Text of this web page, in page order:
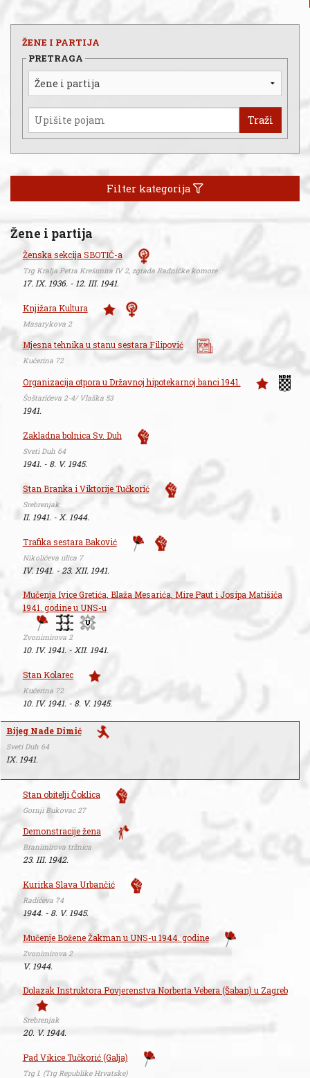
ŽENE I PARTIJA
PRETRAGA
Traži
Filter kategorija
Žene i partija
Ženska sekcija SBOTIČ-a
Trg Kralja Petra Krešimira IV 2, zgrada Radničke komore
17. IX. 1936. - 12. III. 1941.
Knjižara Kultura
Masarykova 2
Mjesna tehnika u stanu sestara Filipović
Kučerina 72
Organizacija otpora u Državnoj hipotekarnoj banci 1941.
Šoštarićeva 2-4/ Vlaška 53
1941.
Zakladna bolnica Sv. Duh
Sveti Duh 64
1941. - 8. V. 1945.
Stan Branka i Viktorije Tučkorić
Srebrenjak
II. 1941. - X. 1944.
Trafika sestara Baković
Nikolićeva ulica 7
IV. 1941. - 23. XII. 1941.
Mučenja Ivice Gretića, Blaža Mesarića, Mire Paut i Josipa Matišiča
1941. godine u UNS-u
Zvonimirova 2
10. IV. 1941. - XII. 1941.
Stan Kolarec
Kučerina 72
10. IV. 1941. - 8. V. 1945.
Bijeg Nade Dimić
Sveti Duh 64
IX. 1941.
Stan obitelji Čoklica
Gornji Bukovac 27
Demonstracije žena
Branimirova tržnica
23. III. 1942.
Kurirka Slava Urbančić
Radićeva 74
1944. - 8. V. 1945.
Mučenje Božene Žakman u UNS-u 1944. godine
Zvonimirova 2
V. 1944.
Dolazak Instruktora Povjerenstva Norberta Vebera (Šaban) u Zagreb
Srebrenjak
20. V. 1944.
Pad Vikice Tučkorić (Galja)
Trg I. (Trg Republike Hrvatske)